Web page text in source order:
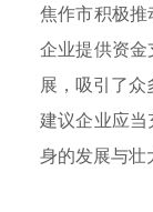
焦作市积极推
企业提供资
展，吸引了
建议企业应
身的发展与壮